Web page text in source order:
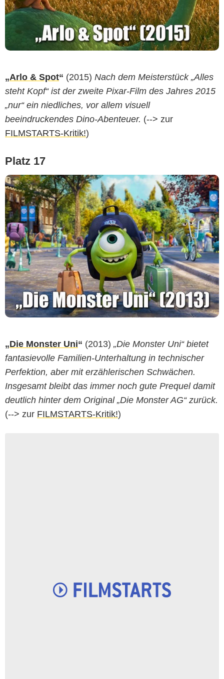
„Arlo & Spot“ (2015) Nach dem Meisterstück „Alles
steht Kopf“ ist der zweite Pixar-Film des Jahres 2015
„nur“ ein niedliches, vor allem visuell
beeindruckendes Dino-Abenteuer. (--> zur
FILMSTARTS-Kritik!)
Platz 17
„Die Monster Uni“ (2013) „Die Monster Uni“ bietet
fantasievolle Familien-Unterhaltung in technischer
Perfektion, aber mit erzählerischen Schwächen.
Insgesamt bleibt das immer noch gute Prequel damit
deutlich hinter dem Original „Die Monster AG“ zurück.
(--> zur FILMSTARTS-Kritik!)